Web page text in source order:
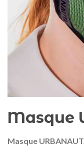
Masque
Masque
Médaille
2026 – Édition
89,00 € NEUF
Ajouter au panier